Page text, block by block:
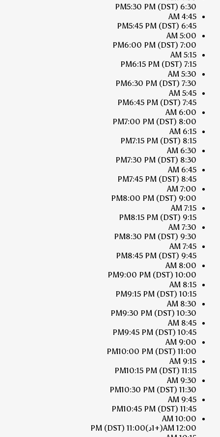
6:30 PM
5:30 PM (DST)
4:45 AM
6:45 PM
5:45 PM (DST)
5:00 AM
7:00 PM
6:00 PM (DST)
5:15 AM
7:15 PM
6:15 PM (DST)
5:30 AM
7:30 PM
6:30 PM (DST)
5:45 AM
7:45 PM
6:45 PM (DST)
6:00 AM
8:00 PM
7:00 PM (DST)
6:15 AM
8:15 PM
7:15 PM (DST)
6:30 AM
8:30 PM
7:30 PM (DST)
6:45 AM
8:45 PM
7:45 PM (DST)
7:00 AM
9:00 PM
8:00 PM (DST)
7:15 AM
9:15 PM
8:15 PM (DST)
7:30 AM
9:30 PM
8:30 PM (DST)
7:45 AM
9:45 PM
8:45 PM (DST)
8:00 AM
10:00 PM
9:00 PM (DST)
8:15 AM
10:15 PM
9:15 PM (DST)
8:30 AM
10:30 PM
9:30 PM (DST)
8:45 AM
10:45 PM
9:45 PM (DST)
9:00 AM
11:00 PM
10:00 PM (DST)
9:15 AM
11:15 PM
10:15 PM (DST)
9:30 AM
11:30 PM
10:30 PM (DST)
9:45 AM
11:45 PM
10:45 PM (DST)
10:00 AM
12:00 AM
(+1د) 11:00 PM
(DST)